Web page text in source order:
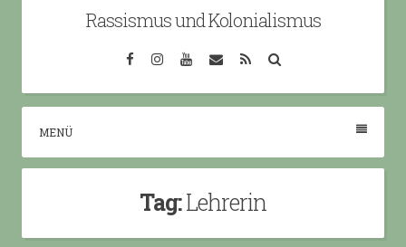
Rassismus und Kolonialismus
FacebookInstagramYouTube
EmailRSS
MENÜ
Tag:Lehrerin